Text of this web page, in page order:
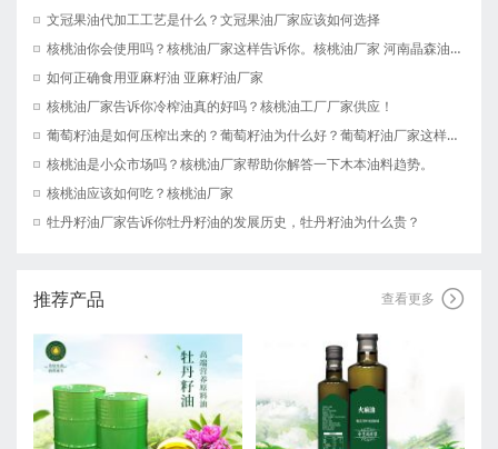
文冠果油代加工工艺是什么？文冠果油厂家应该如何选择
核桃油你会使用吗？核桃油厂家这样告诉你。核桃油厂家 河南晶森油脂有限公司
如何正确食用亚麻籽油 亚麻籽油厂家
核桃油厂家告诉你冷榨油真的好吗？核桃油工厂厂家供应！
葡萄籽油是如何压榨出来的？葡萄籽油为什么好？葡萄籽油厂家这样说！
核桃油是小众市场吗？核桃油厂家帮助你解答一下木本油料趋势。
核桃油应该如何吃？核桃油厂家
牡丹籽油厂家告诉你牡丹籽油的发展历史，牡丹籽油为什么贵？
推荐产品 查看更多 